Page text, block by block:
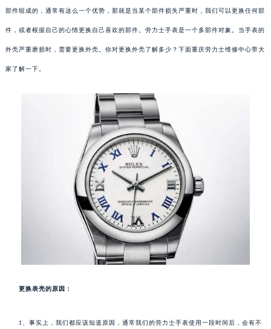
部件组成的，通常有这么一个优势，那就是当某个部件损失严重时，我们可以更换任何部
件，或者根据自己的心情更换自己喜欢的部件。劳力士手表是一个多部件对象。当手表的
外壳严重磨损时，需要更换外壳。你对更换外壳了解多少？下面重庆劳力士维修中心带大
家了解一下。
更换表壳的原因：
1、事实上，我们都应该知道原因，通常我们的劳力士手表使用一段时间后，会有不